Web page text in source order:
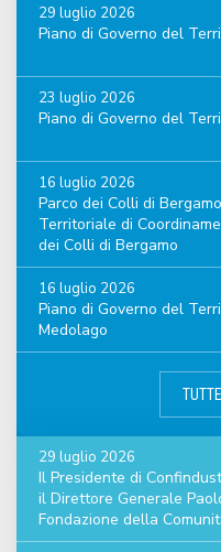
29 luglio 2026
Piano di Governo del
23 luglio 2026
Piano di Governo del
16 luglio 2026
Parco dei Colli di
Territoriale di
dei Colli di Bergamo
16 luglio 2026
Piano di Governo del
Medolago
29 luglio 2026
Il Presidente di
il Direttore Generale
Fondazione della